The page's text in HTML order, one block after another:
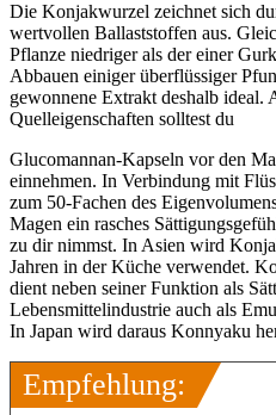
Die Konjakwurzel zeichnet sich
wertvollen Ballaststoffen aus.
Pflanze niedriger als der einer
Abbauen einiger überflüssiger
gewonnene Extrakt deshalb ideal.
Quelleigenschaften solltest du
Glucomannan-Kapseln vor den
einnehmen. In Verbindung mit
zum 50-Fachen des
Magen ein rasches
zu dir nimmst. In Asien wird
Jahren in der Küche verwendet.
dient neben seiner Funktion als
Lebensmittelindustrie auch als
In Japan wird daraus Konnyaku
Empfehlung: